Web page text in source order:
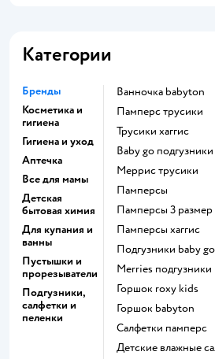
Категории
Бренды
Косметика и
гигиена
Гигиена и уход
Аптечка
Все для мамы
Детская
бытовая химия
Для купания и
ванны
Пустышки и
прорезыватели
Подгузники,
салфетки и
пеленки
ванночка babyton
памперс трусики
трусики хаггис
baby go
меррис трусики
памперсы
памперсы 3 размер
памперсы хаггис
подгузники baby go
merries подгузники
горшок roxy kids
горшок babyton
салфетки памперс
детские влажные